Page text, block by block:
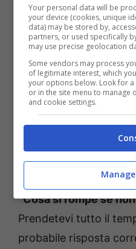
Fonte: web
Per risolvere l’enigma
possibile avrete
concentrazione e,
attenzione a ogni
essendo strutturato in
enigmatico (e
significati).
“Cosa si rompe se
Prendetevi tutto il
probabile risposta
Your personal data will be
your device (cookies, unique
data) may be stored by,
partners, or used specifically
may use precise geolocation
Some vendors may process
of legitimate interest, which
your options below. Look for
or in the site menu to manage
and cookie settings.